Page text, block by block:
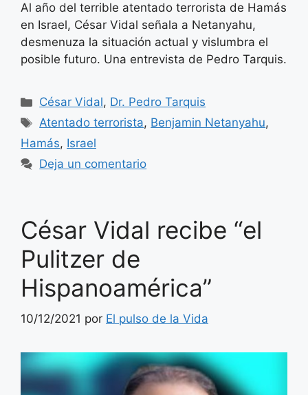
Al año del terrible atentado terrorista de Hamás
en Israel, César Vidal señala a Netanyahu,
desmenuza la situación actual y vislumbra el
posible futuro. Una entrevista de Pedro Tarquis.
Categorías
César Vidal, Dr. Pedro Tarquis
Etiquetas
Atentado terrorista, Benjamin Netanyahu,
Hamás, Israel
Deja un comentario
César Vidal recibe “el
Pulitzer de
Hispanoamérica”
10/12/2021 por El pulso de la Vida